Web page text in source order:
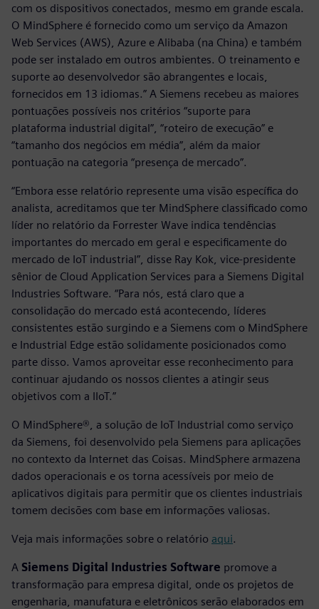
com os dispositivos conectados, mesmo em grande escala.
O MindSphere é fornecido como um serviço da Amazon
Web Services (AWS), Azure e Alibaba (na China) e também
pode ser instalado em outros ambientes. O treinamento e
suporte ao desenvolvedor são abrangentes e locais,
fornecidos em 13 idiomas.” A Siemens recebeu as maiores
pontuações possíveis nos critérios “suporte para
plataforma industrial digital”, “roteiro de execução” e
“tamanho dos negócios em média”, além da maior
pontuação na categoria “presença de mercado”.
“Embora esse relatório represente uma visão específica do
analista, acreditamos que ter MindSphere classificado como
líder no relatório da Forrester Wave indica tendências
importantes do mercado em geral e especificamente do
mercado de IoT industrial”, disse Ray Kok, vice-presidente
sênior de Cloud Application Services para a Siemens Digital
Industries Software. “Para nós, está claro que a
consolidação do mercado está acontecendo, líderes
consistentes estão surgindo e a Siemens com o MindSphere
e Industrial Edge estão solidamente posicionados como
parte disso. Vamos aproveitar esse reconhecimento para
continuar ajudando os nossos clientes a atingir seus
objetivos com a IIoT.”
O MindSphere®, a solução de IoT Industrial como serviço
da Siemens, foi desenvolvido pela Siemens para aplicações
no contexto da Internet das Coisas. MindSphere armazena
dados operacionais e os torna acessíveis por meio de
aplicativos digitais para permitir que os clientes industriais
tomem decisões com base em informações valiosas.
Veja mais informações sobre o relatório aqui.
A Siemens Digital Industries Software promove a
transformação para empresa digital, onde os projetos de
engenharia, manufatura e eletrônicos serão elaborados em